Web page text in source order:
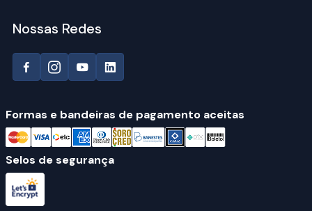
Nossas Redes
Formas e bandeiras de pagamento aceitas
Selos de segurança